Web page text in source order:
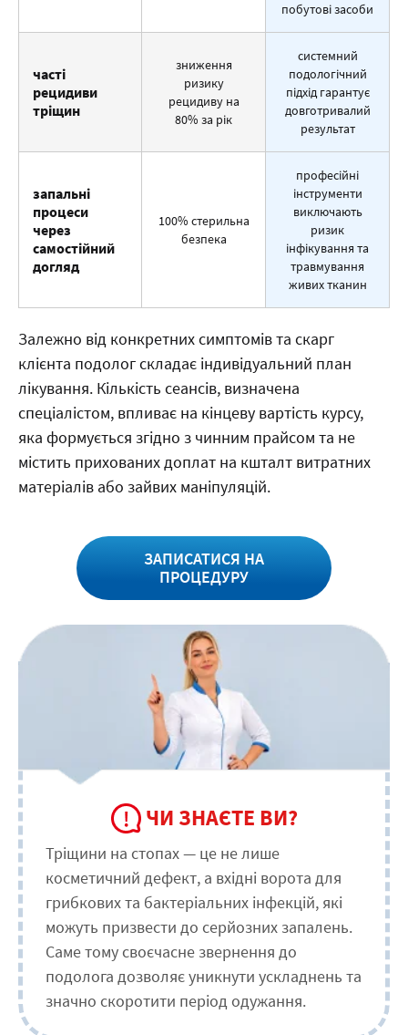
побутові засоби
часті
рецидиви
тріщин
зниження
ризику
рецидиву на
80% за рік
системний
подологічний
підхід гарантує
довготривалий
результат
запальні
процеси
через
самостійний
догляд
100% стерильна
безпека
професійні
інструменти
виключають
ризик
інфікування та
травмування
живих тканин
Залежно від конкретних симптомів та скарг
клієнта подолог складає індивідуальний план
лікування. Кількість сеансів, визначена
спеціалістом, впливає на кінцеву вартість курсу,
яка формується згідно з чинним прайсом та не
містить прихованих доплат на кшталт витратних
матеріалів або зайвих маніпуляцій.
ЗАПИСАТИСЯ НА
ПРОЦЕДУРУ
ЧИ ЗНАЄТЕ ВИ?
Тріщини на стопах — це не лише
косметичний дефект, а вхідні ворота для
грибкових та бактеріальних інфекцій, які
можуть призвести до серйозних запалень.
Саме тому своєчасне звернення до
подолога дозволяє уникнути ускладнень та
значно скоротити період одужання.